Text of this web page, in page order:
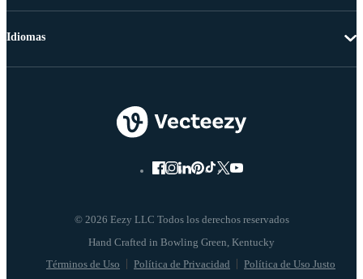
© 2026 Eezy LLC Todos los derechos reservados
Términos de Uso Política de Privacidad Política de Uso Justo
Idiomas